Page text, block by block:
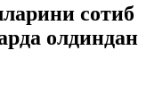
сотиб
олдиндан